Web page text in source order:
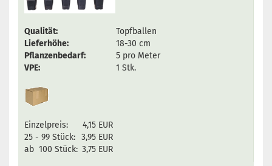
Qualität:
Topfballen
Lieferhöhe:
18-30 cm
Pflanzenbedarf:
5 pro Meter
VPE:
1 Stk.
Einzelpreis:
4,15 EUR
25 - 99 Stück: 3,95 EUR
ab 100 Stück: 3,75 EUR